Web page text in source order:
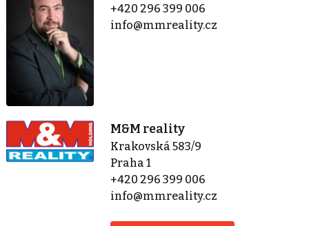
+420 296 399 006
info@mmreality.cz
M&M reality
Krakovská 583/9
Praha 1
+420 296 399 006
info@mmreality.cz